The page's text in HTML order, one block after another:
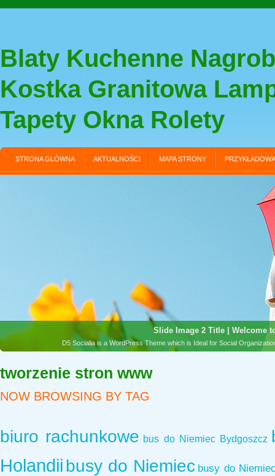
Blaty Kuchenne
Kostka Granitowa
Tapety Okna Rolety
STRONA GŁÓWNA AKTUALNOŚCI MAPA STRONY
Slide Image 2 Title | Welcome
D5 Socialia is a WordPress Theme which is Ideal for Social
tworzenie stron www
NOW BROWSING BY TAG
biuro rachunkowe bus do Niemiec Bydgoszcz
Holandiibusy do Niemiec busy do